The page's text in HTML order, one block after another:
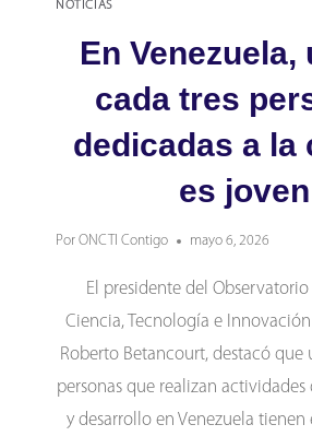
NOTICIAS
En Venezuela,
cada tres
dedicadas a la
es joven
Por ONCTI Contigo mayo 6, 2026
El presidente del
Ciencia, Tecnología e
Roberto Betancourt, destacó que
personas que realizan
y desarrollo en Venezuela